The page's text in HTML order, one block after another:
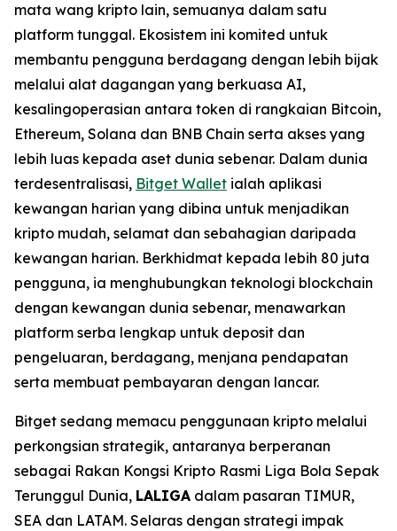
mata wang kripto lain, semuanya dalam satu
platform tunggal. Ekosistem ini komited untuk
membantu pengguna berdagang dengan lebih bijak
melalui alat dagangan yang berkuasa AI,
kesalingoperasian antara token di rangkaian Bitcoin,
Ethereum, Solana dan BNB Chain serta akses yang
lebih luas kepada aset dunia sebenar. Dalam dunia
terdesentralisasi, Bitget Wallet ialah aplikasi
kewangan harian yang dibina untuk menjadikan
kripto mudah, selamat dan sebahagian daripada
kewangan harian. Berkhidmat kepada lebih 80 juta
pengguna, ia menghubungkan teknologi blockchain
dengan kewangan dunia sebenar, menawarkan
platform serba lengkap untuk deposit dan
pengeluaran, berdagang, menjana pendapatan
serta membuat pembayaran dengan lancar.
Bitget sedang memacu penggunaan kripto melalui
perkongsian strategik, antaranya berperanan
sebagai Rakan Kongsi Kripto Rasmi Liga Bola Sepak
Terunggul Dunia, LALIGA dalam pasaran TIMUR,
SEA dan LATAM. Selaras dengan strategi impak